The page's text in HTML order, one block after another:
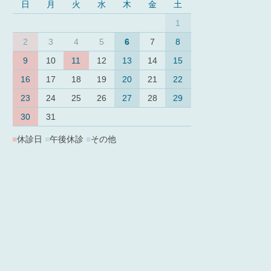
日 月 火 水 木 金
土
1
2
3 4 5 6 7
8
9
10 11 12 13 14
15
16
17 18 19 20 21
22
23
24 25 26 27 28
29
30
31
■休診日 ■午後休診 その他